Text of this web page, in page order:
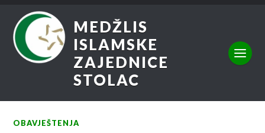
MEDŽLIS
ISLAMSKE
ZAJEDNICE
STOLAC
OBAVJEŠTENJA